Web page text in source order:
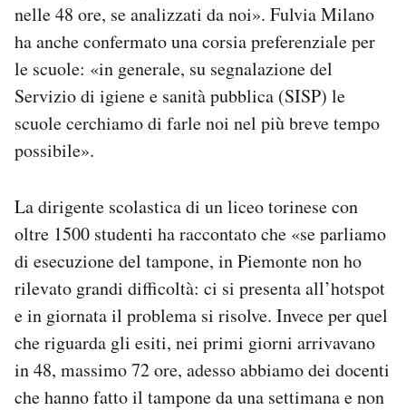
nelle 48 ore, se analizzati da noi». Fulvia Milano
ha anche confermato una corsia preferenziale per
le scuole: «in generale, su segnalazione del
Servizio di igiene e sanità pubblica (SISP) le
scuole cerchiamo di farle noi nel più breve tempo
possibile».
La dirigente scolastica di un liceo torinese con
oltre 1500 studenti ha raccontato che «se parliamo
di esecuzione del tampone, in Piemonte non ho
rilevato grandi difficoltà: ci si presenta all’hotspot
e in giornata il problema si risolve. Invece per quel
che riguarda gli esiti, nei primi giorni arrivavano
in 48, massimo 72 ore, adesso abbiamo dei docenti
che hanno fatto il tampone da una settimana e non